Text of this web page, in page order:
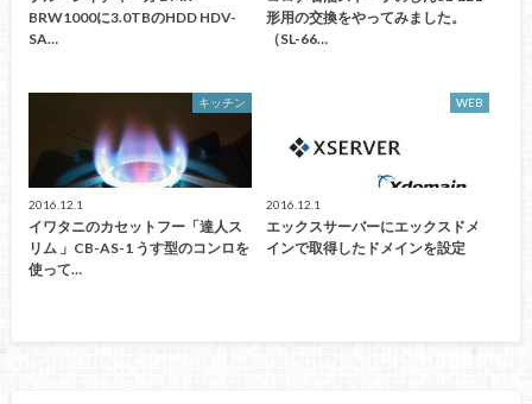
BRW1000に3.0TBのHDD HDV-
SA…
形用の交換をやってみました。
（SL-66…
キッチン
2016.12.1
イワタニのカセットフー「達人ス
リム 」CB-AS-1 うす型のコンロを
使って…
WEB
2016.12.1
エックスサーバーにエックスドメ
インで取得したドメインを設定